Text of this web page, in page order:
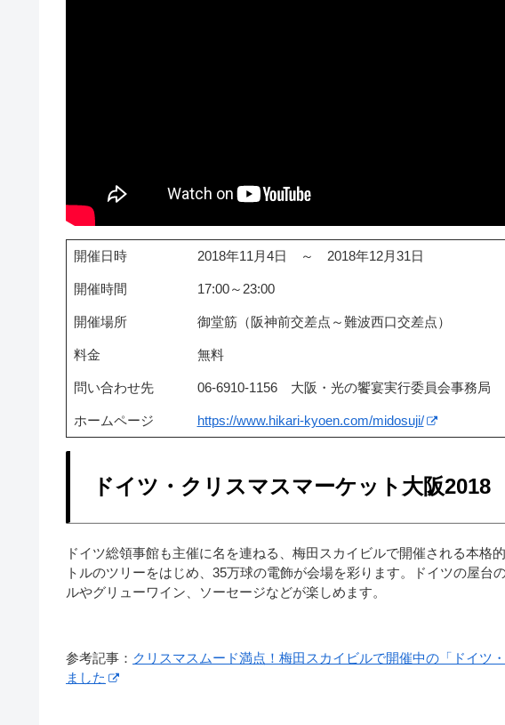
開催日時 2018年11月4日 ～ 2018年12月31日
開催時間 17:00～23:00
開催場所 御堂筋（阪神前交差点～難波西口交差点）
料金 無料
問い合わせ先 06-6910-1156 大阪・光の饗宴実行委員会事務局
ホームページ https://www.hikari-kyoen.com/midosuji/
ドイツ・クリスマスマーケット大阪2018
ドイツ総領事館も主催に名を連ねる、梅田スカイビルで開催される本格
トルのツリーをはじめ、35万球の電飾が会場を彩ります。ドイツの屋台
ルやグリューワイン、ソーセージなどが楽しめます。
参考記事： クリスマスムード満点！梅田スカイビルで開催中の「ドイツ
ました